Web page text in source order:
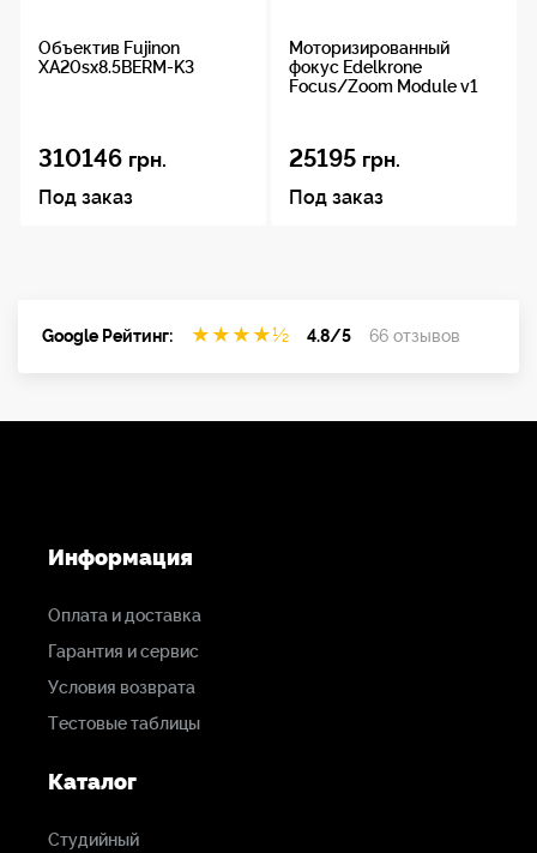
0.12 кг
Объектив Fujinon
XA20sx8.5BERM-K3
310146 грн.
Под заказ
Моторизированный
фокус Edelkrone
Focus/Zoom Module v1
25195 грн.
Под заказ
Google Рейтинг: ★ ★ ★ ★½ 4.8/5 66 отзывов
Информация
Оплата и доставка
Гарантия и сервис
Условия возврата
Тестовые таблицы
Каталог
Студийный